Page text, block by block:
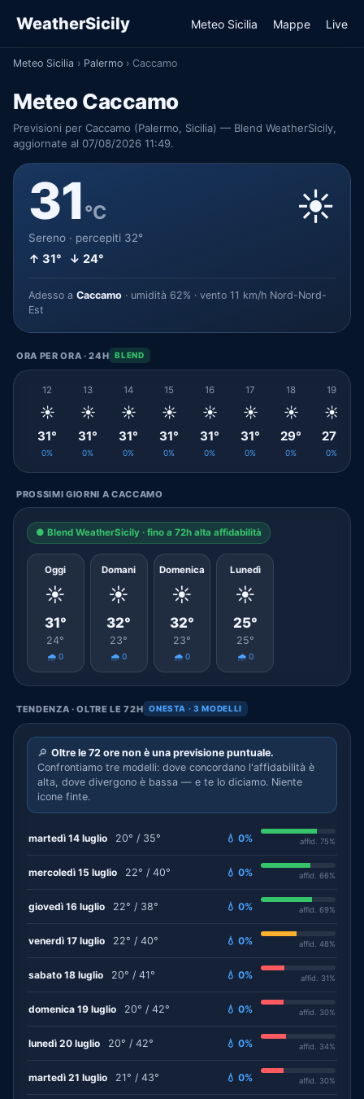
WeatherSicily Meteo Sicilia Mappe Live
Meteo Sicilia › Palermo › Caccamo
Meteo Caccamo
Previsioni per Caccamo (Palermo, Sicilia) — Blend WeatherSicily,
aggiornate al 07/08/2026 11:49.
31°C
Sereno · percepiti 32°
↑ 31° ↓ 24°
☀️
Adesso a Caccamo · umidità 62% · vento 11 km/h Nord-Nord-
Est
ORA PER ORA · 24H BLEND
12
☀️
31°
0%
13
☀️
31°
0%
14
☀️
31°
0%
15
☀️
31°
0%
16
☀️
31°
0%
17
☀️
31°
0%
18
☀️
29°
0%
19
☀️
27°
0%
PROSSIMI GIORNI A CACCAMO
● Blend WeatherSicily · fino a 72h alta affidabilità
Oggi
☀️
31°
24°
🌧️ 0
Domani
☀️
32°
23°
🌧️ 0
Domenica
☀️
32°
23°
🌧️ 0
Lunedì
☀️
25°
25°
🌧️ 0
TENDENZA · OLTRE LE 72H ONESTA · 3 MODELLI
🔎 Oltre le 72 ore non è una previsione puntuale.
Confrontiamo tre modelli: dove concordano l'affidabilità è
alta, dove divergono è bassa — e te lo diciamo. Niente
icone finte.
martedì 14 luglio 20° / 35° 💧 0% affid. 75%
mercoledì 15 luglio 22° / 40° 💧 0% affid. 66%
giovedì 16 luglio 22° / 38° 💧 0% affid. 69%
venerdì 17 luglio 22° / 40° 💧 0% affid. 48%
sabato 18 luglio 20° / 41° 💧 0% affid. 31%
domenica 19 luglio 20° / 42° 💧 0% affid. 30%
lunedì 20 luglio 20° / 42° 💧 0% affid. 34%
martedì 21 luglio 21° / 43° 💧 0% affid. 30%